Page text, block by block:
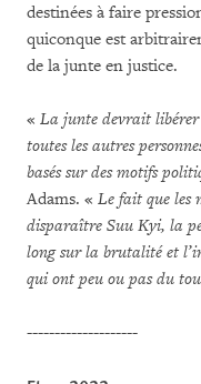
destinées à faire
quiconque est
de la junte en justice.
« La junte devrait libérer
toutes les autres
basés sur des motifs
Adams. « Le fait que les
disparaître Suu Kyi, la
long sur la brutalité et
qui ont peu ou pas du
--------------------